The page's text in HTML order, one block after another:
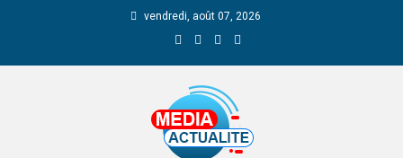
vendredi, août 07, 2026